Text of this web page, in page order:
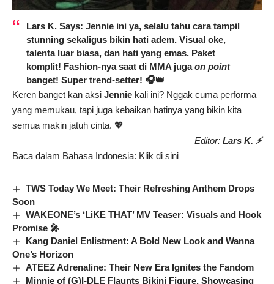
Lars K. Says: Jennie ini ya, selalu tahu cara tampil
stunning sekaligus bikin hati adem. Visual oke,
talenta luar biasa, dan hati yang emas. Paket
komplit! Fashion-nya saat di MMA jugaon point
banget! Super trend-setter! 🎧👑
Keren banget kan aksi Jennie kali ini? Nggak cuma performa
yang memukau, tapi juga kebaikan hatinya yang bikin kita
semua makin jatuh cinta. 💖
Editor: Lars K. ⚡
Baca dalam Bahasa Indonesia: Klik di sini
TWS Today We Meet: Their Refreshing Anthem Drops
Soon
WAKEONE’s ‘LiKE THAT’ MV Teaser: Visuals and Hook
Promise 🎤
Kang Daniel Enlistment: A Bold New Look and Wanna
One’s Horizon
ATEEZ Adrenaline: Their New Era Ignites the Fandom
Minnie of (G)I-DLE Flaunts Bikini Figure, Showcasing